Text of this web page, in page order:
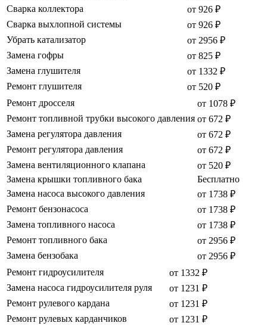
Сварка коллектора
от 926 ₽
Сварка выхлопной системы
от 926 ₽
Убрать катализатор
от 2956 ₽
Замена гофры
от 825 ₽
Замена глушителя
от 1332 ₽
Ремонт глушителя
от 520 ₽
Ремонт дросселя
от 1078 ₽
Ремонт топливной трубки высокого давления от 672 ₽
Замена регулятора давления
от 672 ₽
Ремонт регулятора давления
от 672 ₽
Замена вентиляционного клапана
от 520 ₽
Замена крышки топливного бака
Бесплатно
Замена насоса высокого давления
от 1738 ₽
Ремонт бензонасоса
от 1738 ₽
Замена топливного насоса
от 1738 ₽
Ремонт топливного бака
от 2956 ₽
Замена бензобака
от 2956 ₽
Ремонт гидроусилителя
от 1332 ₽
Замена насоса гидроусилителя руля
от 1231 ₽
Ремонт рулевого кардана
от 1231 ₽
Ремонт рулевых карданчиков
от 1231 ₽